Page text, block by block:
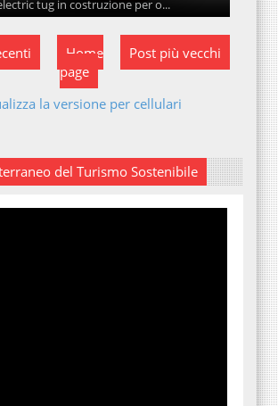
tug in costruzione per o...
Post più vecchi
Home
page
la versione per cellulari
del Turismo Sostenibile